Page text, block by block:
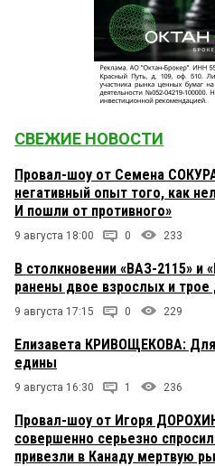
СВЕЖИЕ НОВОСТИ
Провал-шоу от Семена
негативный опыт того, как
И пошли от противного»
9 августа 18:00 0 233
В столкновении «ВАЗ-2115» и
ранены двое взрослых и трое
9 августа 17:15 0 229
Елизавета КРИВОЩЕКОВА:
едины
9 августа 16:30 1 236
Провал-шоу от Игоря
совершенно серьезно
привезли в Канаду мертвую